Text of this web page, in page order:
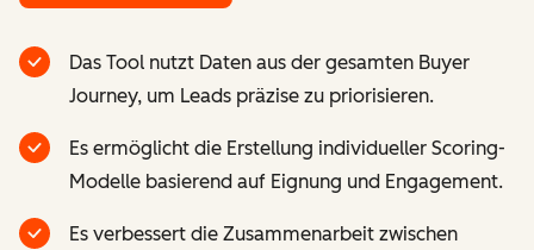
Das Tool nutzt Daten aus der gesamten Buyer
Journey, um Leads präzise zu priorisieren.
Es ermöglicht die Erstellung individueller Scoring-
Modelle basierend auf Eignung und Engagement.
Es verbessert die Zusammenarbeit zwischen